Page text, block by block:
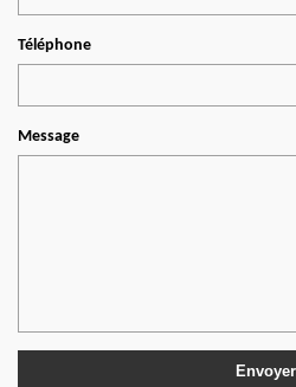
Téléphone
Message